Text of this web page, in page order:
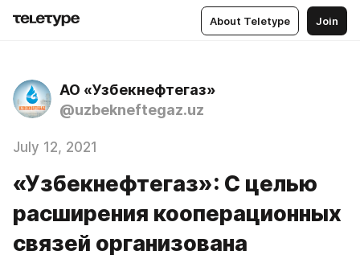
About Teletype Join
АО «Узбекнефтегаз»
@uzbekneftegaz.uz
July 12, 2021
«Узбекнефтегаз»: С целью
расширения кооперационных
связей организована